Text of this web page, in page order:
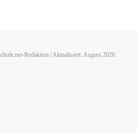
Redaktion | Aktualisiert: August 2026